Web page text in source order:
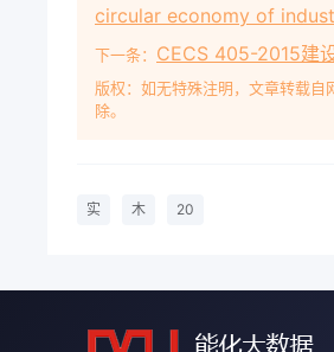
circular economy of
下一条： CECS 405-2015建
版权：如无特殊注明，文章转载
除。
实 木 20